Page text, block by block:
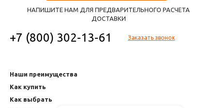
НАПИШИТЕ НАМ ДЛЯ ПРЕДВАРИТЕЛЬНОГО РАСЧЕТА
ДОСТАВКИ
+7 (800) 302-13-61 Заказать звонок
Наши преимущества
Как купить
Как выбрать